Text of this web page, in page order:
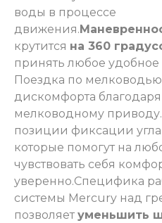
воды в процессе
движения.
крутится на 360
принять любое
Поездка по
дискомфорта
мелководному
позиции фиксации угла
которые помогут на
чувствовать себя
уверенно.Специфика
системы Mercury над
позволяет уменьшить